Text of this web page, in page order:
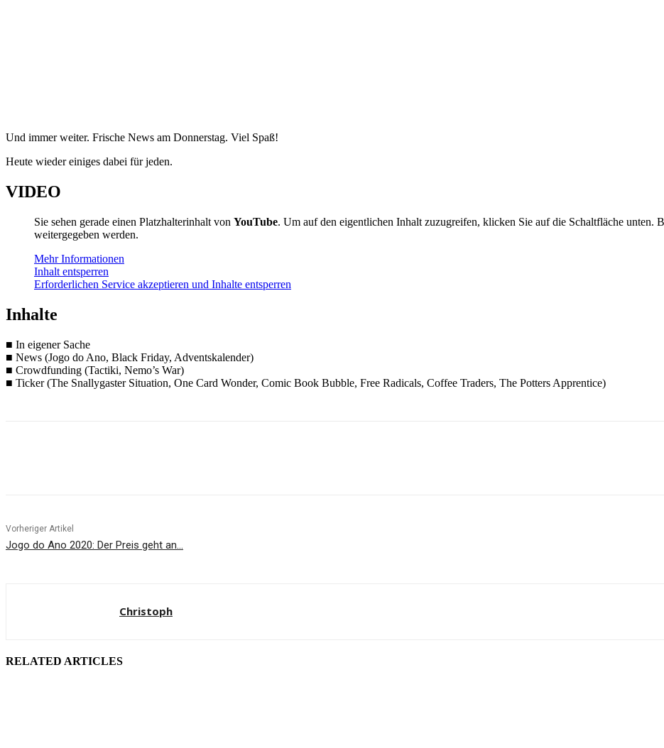
Und immer weiter. Frische News am Donnerstag. Viel Spaß!
Heute wieder einiges dabei für jeden.
VIDEO
Sie sehen gerade einen Platzhalterinhalt von YouTube. Um auf den eigentlichen Inhalt zuzugreifen, klicken Sie auf die Schaltfläche unten.
weitergegeben werden.
Mehr Informationen
Inhalt entsperren
Erforderlichen Service akzeptieren und Inhalte entsperren
Inhalte
■ In eigener Sache
■ News (Jogo do Ano, Black Friday, Adventskalender)
■ Crowdfunding (Tactiki, Nemo’s War)
■ Ticker (The Snallygaster Situation, One Card Wonder, Comic Book Bubble, Free Radicals, Coffee Traders, The Potters Apprentice)
Vorheriger Artikel
Jogo do Ano 2020: Der Preis geht an…
Christoph
RELATED ARTICLES